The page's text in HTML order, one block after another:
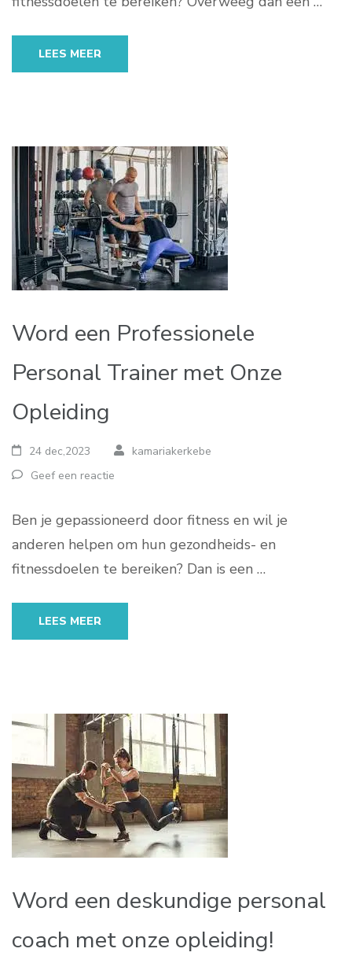
LEES MEER
Word een Professionele
Personal Trainer met Onze
Opleiding
24 dec,2023
kamariakerkebe
Geef een reactie
Ben je gepassioneerd door fitness en wil je
anderen helpen om hun gezondheids- en
fitnessdoelen te bereiken? Dan is een …
LEES MEER
Word een deskundige personal
coach met onze opleiding!